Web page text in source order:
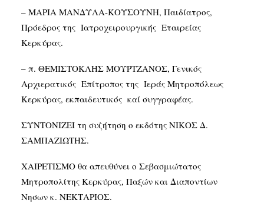
– ΜΑΡΙΑ ΜΑΝΔΥΛΑ-ΚΟΥΣΟΥΝΗ, Παιδίατρος,
Πρόεδρος της Ιατροχειρουργικής Εταιρείας
Κερκύρας.
– π. ΘΕΜΙΣΤΟΚΛΗΣ ΜΟΥΡΤΖΑΝΟΣ, Γενικός
Αρχιερατικός Επίτροπος της Ιεράς Μητροπόλεως
Κερκύρας, εκπαιδευτικός καί συγγραφέας.
ΣΥΝΤΟΝΙΖΕΙ τη συζήτηση ο εκδότης ΝΙΚΟΣ Δ.
ΣΑΜΠΑΖΙΩΤΗΣ.
ΧΑΙΡΕΤΙΣΜΟ θα απευθύνει ο Σεβασμιώτατος
Μητροπολίτης Κερκύρας, Παξών και Διαποντίων
Νησων κ. ΝΕΚΤΑΡΙΟΣ.